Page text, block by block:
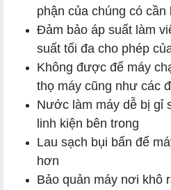
phận của chúng có cần
Đảm bảo áp suất làm
suất tối đa cho phép
Không được để máy
thọ máy cũng như các
Nước làm máy dễ bị gỉ
linh kiện bên trong
Lau sạch bụi bẩn để
hơn
Bảo quản máy nơi khô